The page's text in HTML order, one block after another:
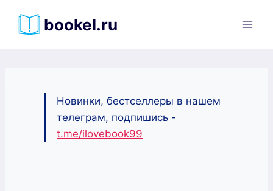
bookel.ru
Новинки, бестселлеры в нашем
телеграм, подпишись -
t.me/ilovebook99